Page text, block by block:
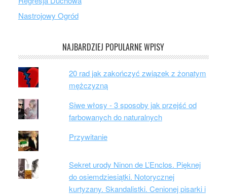
Nastrojowy Ogród
NAJBARDZIEJ POPULARNE WPISY
20 rad jak zakończyć związek z żonatym
mężczyzną
Siwe włosy - 3 sposoby jak przejść od
farbowanych do naturalnych
Przywitanie
Sekret urody Ninon de L’Enclos. Pięknej
do osiemdziesiątki. Notorycznej
kurtyzany. Skandalistki. Cenionej pisarki i